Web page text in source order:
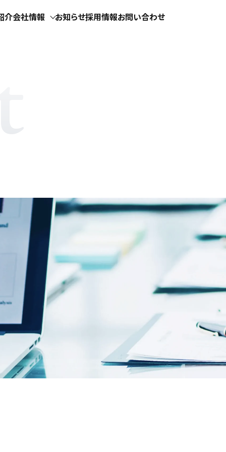
介会社情報 お知らせ採用情報お問い合わせ